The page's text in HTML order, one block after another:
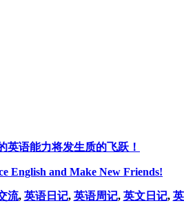
英语能力将发生质的飞跃！
English and Make New Friends!
流, 英语日记, 英语周记, 英文日记,